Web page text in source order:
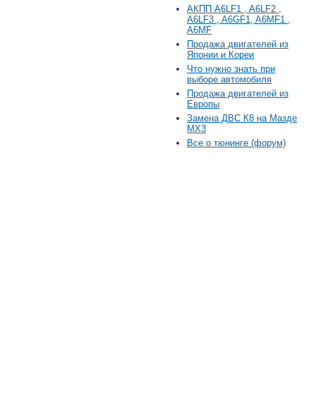
АКПП A6LF1 , A6LF2 ,
A6LF3 , A6GF1, A6MF1 ,
A6MF
Продажа двигателей из
Японии и Кореи
Что нужно знать при
выборе автомобиля
Продажа двигателей из
Европы
Замена ДВС К8 на Мазде
MX3
Все о тюнинге (форум)